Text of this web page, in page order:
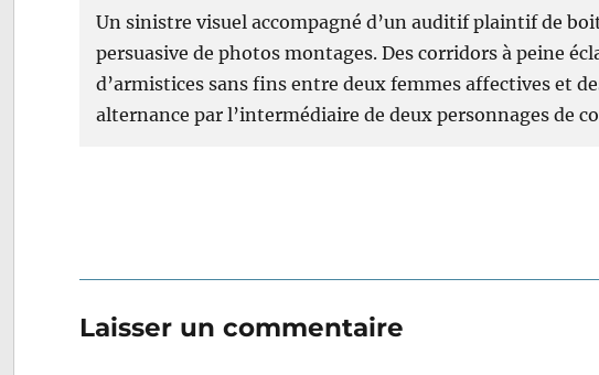
Un sinistre visuel accompagné d’un auditif plaintif de
persuasive de photos montages. Des corridors à peine
d’armistices sans fins entre deux femmes affectives et
alternance par l’intermédiaire de deux personnages de
Laisser un commentaire